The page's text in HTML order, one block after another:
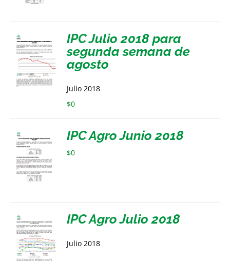
IPC Julio 2018 para
segunda semana de
agosto
Julio 2018
$0
IPC Agro Junio 2018
$0
IPC Agro Julio 2018
Julio 2018